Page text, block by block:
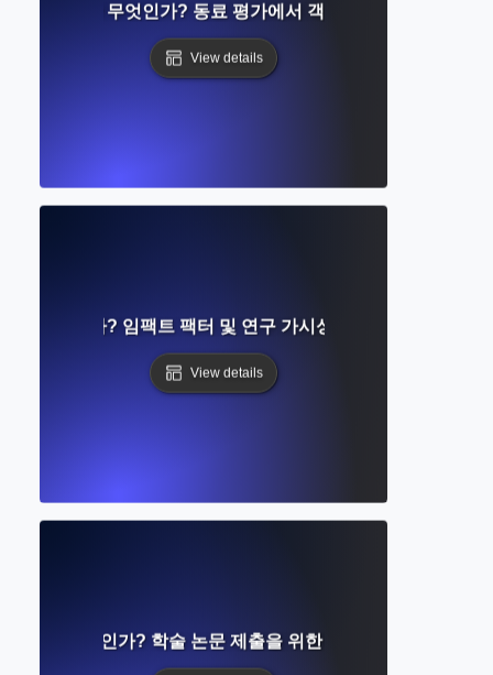
인드 리뷰란 무엇인가? 동료 평가에서 객관성과 평등 보장하기
View details
란 무엇인가? 임팩트 팩터 및 연구 가시성에 대한 완벽한 가이
View details
출이란 무엇인가? 학술 논문 제출을 위한 단계별 완벽 가이드